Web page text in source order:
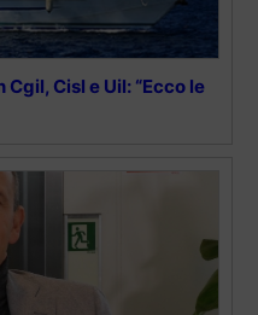
Cisl e Uil: “Ecco le